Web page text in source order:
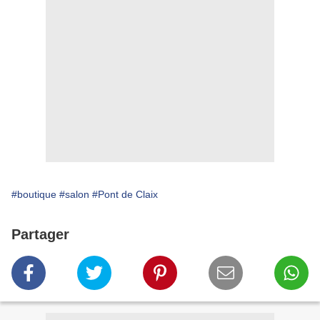
#boutique #salon #Pont de Claix
Partager